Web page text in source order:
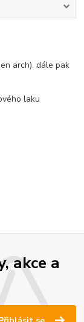
arch). dále pak
laku
akce a